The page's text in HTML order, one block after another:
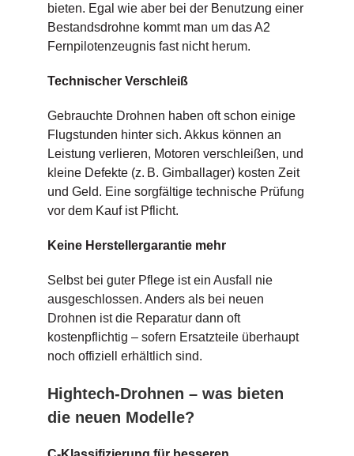
bieten. Egal wie aber bei der Benutzung einer
Bestandsdrohne kommt man um das A2
Fernpilotenzeugnis fast nicht herum.
Technischer Verschleiß
Gebrauchte Drohnen haben oft schon einige
Flugstunden hinter sich. Akkus können an
Leistung verlieren, Motoren verschleißen, und
kleine Defekte (z. B. Gimballager) kosten Zeit
und Geld. Eine sorgfältige technische Prüfung
vor dem Kauf ist Pflicht.
Keine Herstellergarantie mehr
Selbst bei guter Pflege ist ein Ausfall nie
ausgeschlossen. Anders als bei neuen
Drohnen ist die Reparatur dann oft
kostenpflichtig – sofern Ersatzteile überhaupt
noch offiziell erhältlich sind.
Hightech-Drohnen – was bieten
die neuen Modelle?